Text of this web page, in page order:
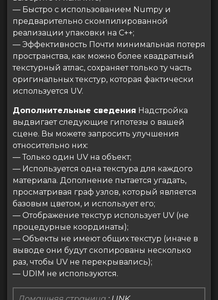
— Быстро с использованием Numpy и
предварительно скомпилированной
реализации упаковки на C++;
— Эффективность Почти минимальная потеря
пространства, как можно более квадратный
текстурный атлас, сохраняет только ту часть
оригинальных текстур, которая фактически
используется UV.
Дополнительные сведения Надстройка
выдвигает следующие гипотезы о вашей
сцене. Вы можете запросить улучшения
относительно них:
— Только один UV на объект;
— Используется одна текстура для каждого
материала. Дополнение пытается угадать,
просматривая граф узлов, который является
базовым цветом, и использует его;
— Отображение текстур использует UV (не
процедурные координаты);
— Объекты не имеют общих текстур (иначе в
выводе они будут скопированы несколько
раз, чтобы UV не перекрывались);
— UDIM не используются.